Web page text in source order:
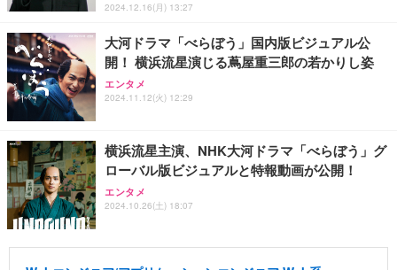
2024.12.16(月) 13:27
大河ドラマ「べらぼう」国内版ビジュアル公
開！ 横浜流星演じる蔦屋重三郎の若かりし姿
エンタメ
2024.11.12(火) 12:29
横浜流星主演、NHK大河ドラマ「べらぼう」グ
ローバル版ビジュアルと特報動画が公開！
エンタメ
2024.10.26(土) 18:07